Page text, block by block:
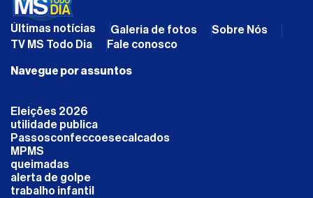
Últimas notícias Galeria de fotos
Sobre Nós
TV MS Todo Dia
Fale conosco
Navegue por assuntos
Eleições 2026
utilidade publica
Passosconfeccoesecalcados
MPMS
queimadas
alerta de golpe
trabalho infantil